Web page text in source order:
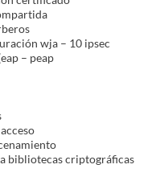
wja – 10 ipsec
– peap
bibliotecas criptográficas